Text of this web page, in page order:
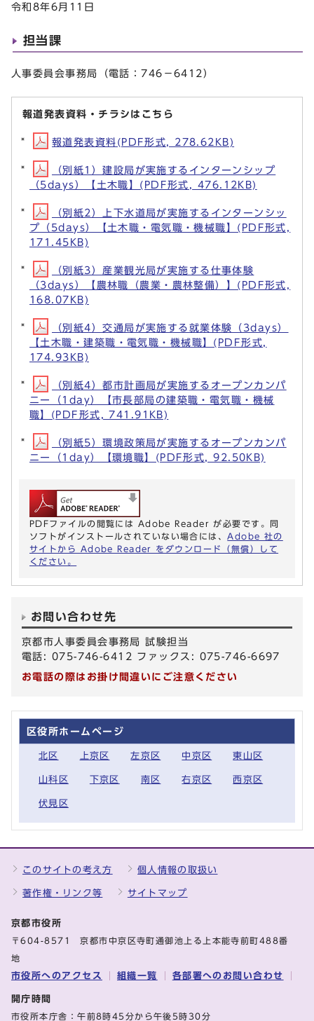
令和8年6月11日
担当課
人事委員会事務局（電話：746－6412）
報道発表資料・チラシはこちら
報道発表資料(PDF形式, 278.62KB)
（別紙1）建設局が実施するインターンシップ
（5days）【土木職】(PDF形式, 476.12KB)
（別紙2）上下水道局が実施するインターンシッ
プ（5days）【土木職・電気職・機械職】(PDF形式,
171.45KB)
（別紙3）産業観光局が実施する仕事体験
（3days）【農林職（農業・農林整備）】(PDF形式,
168.07KB)
（別紙4）交通局が実施する就業体験（3days）
【土木職・建築職・電気職・機械職】(PDF形式,
174.93KB)
（別紙4）都市計画局が実施するオープンカンパ
ニー（1day）【市長部局の建築職・電気職・機械
職】(PDF形式, 741.91KB)
（別紙5）環境政策局が実施するオープンカンパ
ニー（1day）【環境職】(PDF形式, 92.50KB)
PDFファイルの閲覧には Adobe Reader が必要です。同
ソフトがインストールされていない場合には、 Adobe 社の
サイトから Adobe Reader をダウンロード（無償）して
ください。
お問い合わせ先
京都市人事委員会事務局 試験担当
電話: 075-746-6412 ファックス: 075-746-6697
お電話の際はお掛け間違いにご注意ください
区役所ホームページ
北区 上京区 左京区 中京区 東山区
山科区 下京区 南区 右京区 西京区
伏見区
このサイトの考え方 個人情報の取扱い
著作権・リンク等 サイトマップ
京都市役所
〒604-8571 京都市中京区寺町通御池上る上本能寺前町488番
地
市役所へのアクセス 組織一覧 各部署へのお問い合わせ
開庁時間
市役所本庁舎：午前8時45分から午後5時30分